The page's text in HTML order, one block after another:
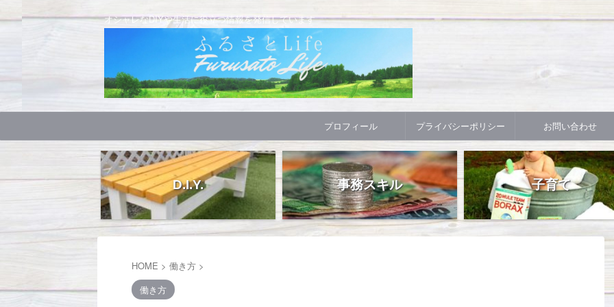
オシャレなDIYや生活に役立つ情報を発信しています
プロフィール プライバシーポリシー お問い合わせ
D.I.Y. 事務スキル 子育て
HOME > 働き方 >
働き方